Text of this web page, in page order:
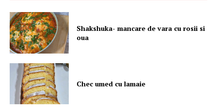
Shakshuka- mancare de vara cu rosii si
oua
Chec umed cu lamaie